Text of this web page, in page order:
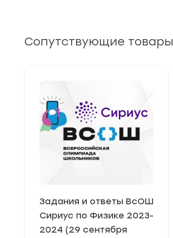
Сопутствующие товары
Задания и ответы ВсОШ
Сириус по Физике 2023-
2024 (29 сентября